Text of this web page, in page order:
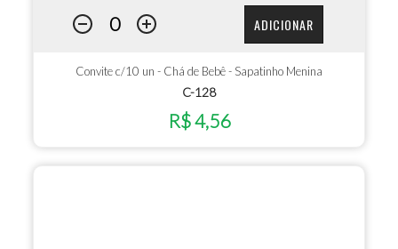
ADICIONAR
Convite c/10 un - Chá de Bebê - Sapatinho Menina
C-128
R$ 4,56